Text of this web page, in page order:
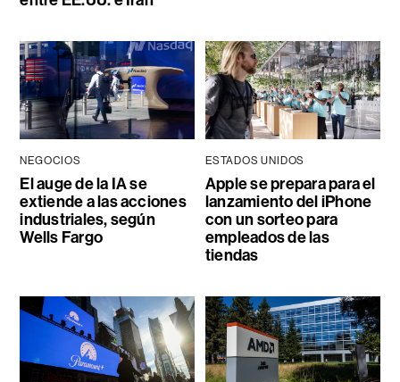
NEGOCIOS
El auge de la IA se
extiende a las acciones
industriales, según
Wells Fargo
ESTADOS UNIDOS
Apple se prepara para el
lanzamiento del iPhone
con un sorteo para
empleados de las
tiendas